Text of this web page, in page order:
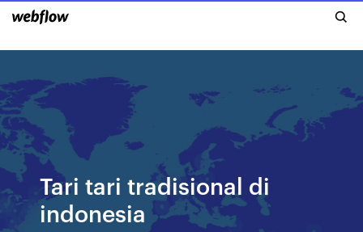
Tari tari tradisional di
indonesia